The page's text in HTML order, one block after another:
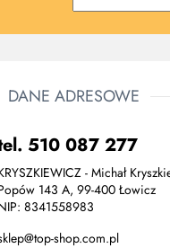
DANE ADRESOWE
510 087 277
- Michał
143 A, 99-400 Łowicz
8341558983
shop.com.pl